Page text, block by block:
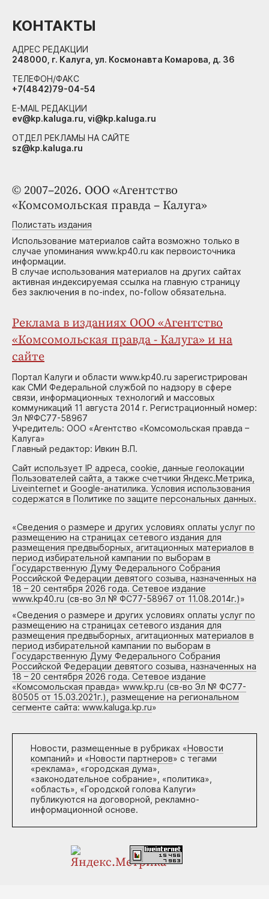
© 2007–2026. ООО «Агентство
«Комсомольская правда – Калуга»
Полистать издания
Использование материалов сайта возможно только в
случае упоминания www.kp40.ru как первоисточника
информации.
В случае использования материалов на других сайтах
активная индексируемая ссылка на главную страницу
без заключения в no-index, no-follow обязательна.
Реклама в изданиях ООО «Агентство
«Комсомольская правда - Калуга» и на
сайте
Портал Калуги и области www.kp40.ru зарегистрирован
как СМИ Федеральной службой по надзору в сфере
связи, информационных технологий и массовых
коммуникаций 11 августа 2014 г. Регистрационный номер:
Эл №ФС77-58967
Учредитель: ООО «Агентство «Комсомольская правда –
Калуга»
Главный редактор: Ивкин В.П.
Сайт использует IP адреса, cookie, данные геолокации
Пользователей сайта, а также счетчики Яндекс.Метрика,
Liveinternet и Google-анатилика. Условия использования
содержатся в Политике по защите персональных данных.
«Сведения о размере и других условиях оплаты услуг по
размещению на страницах сетевого издания для
размещения предвыборных, агитационных материалов в
период избирательной кампании по выборам в
Государственную Думу Федерального Собрания
Российской Федерации девятого созыва, назначенных на
18 – 20 сентября 2026 года. Сетевое издание
www.kp40.ru (св-во Эл № ФС77-58967 от 11.08.2014г.)»
«Сведения о размере и других условиях оплаты услуг по
размещению на страницах сетевого издания для
размещения предвыборных, агитационных материалов в
период избирательной кампании по выборам в
Государственную Думу Федерального Собрания
Российской Федерации девятого созыва, назначенных на
18 – 20 сентября 2026 года. Сетевое издание
«Комсомольская правда» www.kp.ru (св-во Эл № ФС77-
80505 от 15.03.2021г.), размещение на региональном
сегменте сайта: www.kaluga.kp.ru»
Новости, размещенные в рубриках «Новости
компаний» и «Новости партнеров» с тегами
«реклама», «городская дума»,
«законодательное собрание», «политика»,
«область», «Городской голова Калуги»
публикуются на договорной, рекламно-
информационной основе.
КОНТАКТЫ
АДРЕС РЕДАКЦИИ
248000, г. Калуга, ул. Космонавта Комарова, д. 36
ТЕЛЕФОН/ФАКС
+7(4842)79-04-54
E-MAIL РЕДАКЦИИ
ev@kp.kaluga.ru, vi@kp.kaluga.ru
ОТДЕЛ РЕКЛАМЫ НА САЙТЕ
sz@kp.kaluga.ru